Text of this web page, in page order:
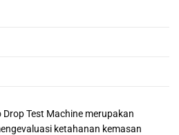
Test Machine merupakan
ketahanan kemasan